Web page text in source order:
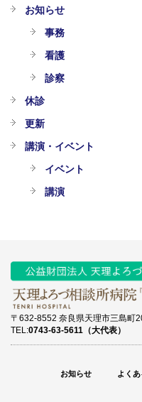
お知らせ
事務
看護
診察
休診
更新
講演・イベント
イベント
講演
〒632-8552 奈良県天理市三島町
TEL:0743-63-5611（大代表）
お知らせ よく